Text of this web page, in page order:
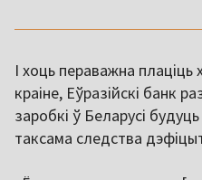
І хоць пераважна плаціць
краіне, Еўразійскі банк
заробкі ў Беларусі
таксама следства